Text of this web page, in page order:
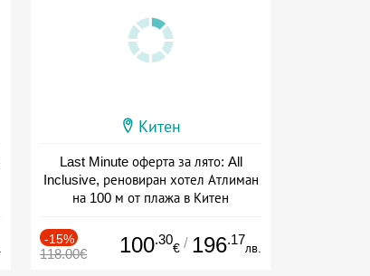
Китен
Last Minute оферта за лято: All
Inclusive, реновиран хотел Атлиман
на 100 м от плажа в Китен
-15%
118.00€ 100.30
€ / 196.17
лв.